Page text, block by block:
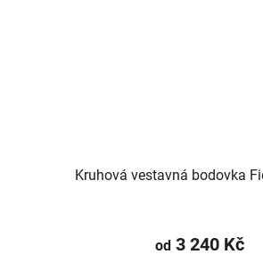
Kruhová vestavná bodovka
od 3 240 Kč